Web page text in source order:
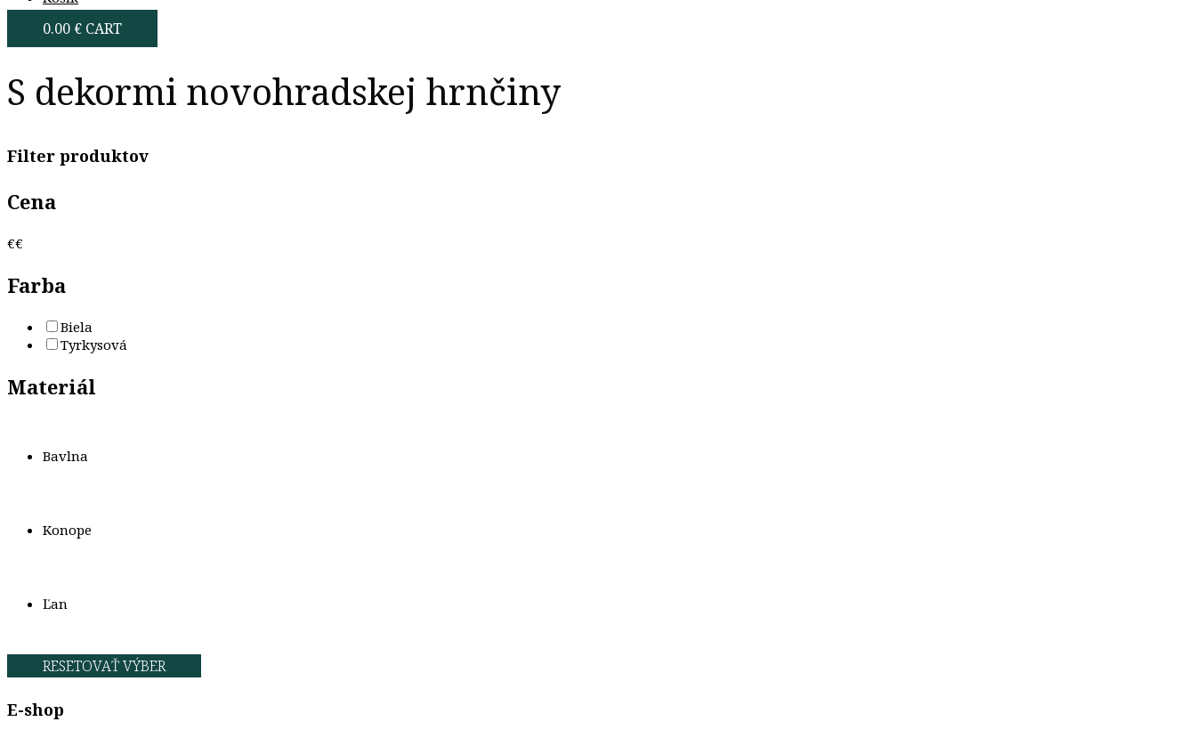
0.00 € CART
S dekormi novohradskej hrnčiny
Filter produktov
Cena
€€
Farba
Biela
Tyrkysová
Materiál
Bavlna
Konope
Ľan
RESETOVAŤ VÝBER
E-shop